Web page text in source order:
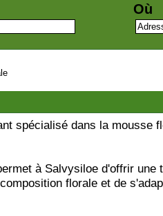
Où
spécialisé dans la mousse
à Salvysiloe d'offrir une
florale et de